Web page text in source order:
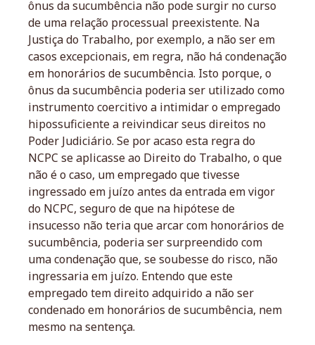
ônus da sucumbência não pode surgir no curso
de uma relação processual preexistente. Na
Justiça do Trabalho, por exemplo, a não ser em
casos excepcionais, em regra, não há condenação
em honorários de sucumbência. Isto porque, o
ônus da sucumbência poderia ser utilizado como
instrumento coercitivo a intimidar o empregado
hipossuficiente a reivindicar seus direitos no
Poder Judiciário. Se por acaso esta regra do
NCPC se aplicasse ao Direito do Trabalho, o que
não é o caso, um empregado que tivesse
ingressado em juízo antes da entrada em vigor
do NCPC, seguro de que na hipótese de
insucesso não teria que arcar com honorários de
sucumbência, poderia ser surpreendido com
uma condenação que, se soubesse do risco, não
ingressaria em juízo. Entendo que este
empregado tem direito adquirido a não ser
condenado em honorários de sucumbência, nem
mesmo na sentença.